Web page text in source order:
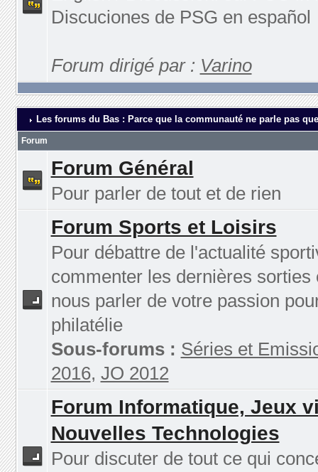
Discuciones de PSG en español
Forum dirigé par : Varino
Les forums du Bas : Parce que la communauté ne parle pas
Forum
Forum Général
Pour parler de tout et de rien
Forum Sports et Loisirs
Pour débattre de l'actualité
commenter les dernières sorties
nous parler de votre passion
philatélie
Sous-forums : Séries et
2016, JO 2012
Forum Informatique, Jeux
Nouvelles Technologies
Pour discuter de tout ce qui